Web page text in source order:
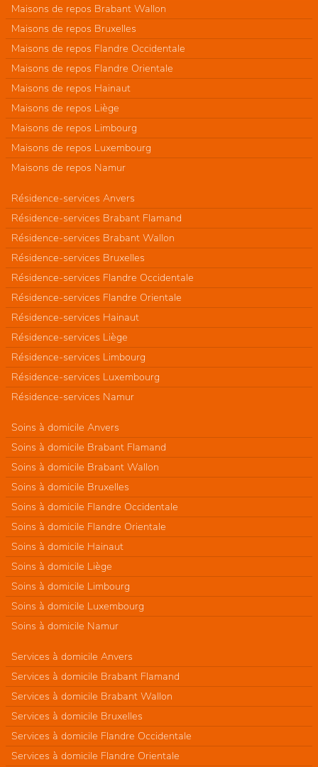
Maisons de repos Brabant Wallon
Maisons de repos Bruxelles
Maisons de repos Flandre Occidentale
Maisons de repos Flandre Orientale
Maisons de repos Hainaut
Maisons de repos Liège
Maisons de repos Limbourg
Maisons de repos Luxembourg
Maisons de repos Namur
Résidence-services Anvers
Résidence-services Brabant Flamand
Résidence-services Brabant Wallon
Résidence-services Bruxelles
Résidence-services Flandre Occidentale
Résidence-services Flandre Orientale
Résidence-services Hainaut
Résidence-services Liège
Résidence-services Limbourg
Résidence-services Luxembourg
Résidence-services Namur
Soins à domicile Anvers
Soins à domicile Brabant Flamand
Soins à domicile Brabant Wallon
Soins à domicile Bruxelles
Soins à domicile Flandre Occidentale
Soins à domicile Flandre Orientale
Soins à domicile Hainaut
Soins à domicile Liège
Soins à domicile Limbourg
Soins à domicile Luxembourg
Soins à domicile Namur
Services à domicile Anvers
Services à domicile Brabant Flamand
Services à domicile Brabant Wallon
Services à domicile Bruxelles
Services à domicile Flandre Occidentale
Services à domicile Flandre Orientale